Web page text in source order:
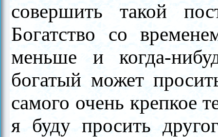
совершить такой
Богатство со
меньше и когда-
богатый может
самого очень крепкое
я буду просить